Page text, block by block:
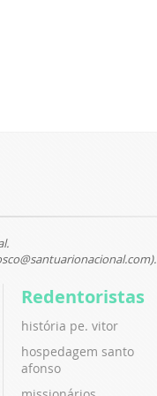
Redentoristas
história pe. vitor
hospedagem santo
afonso